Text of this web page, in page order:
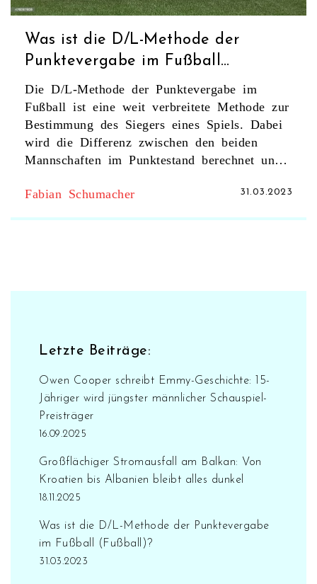
Was ist die D/L-Methode der
Punktevergabe im Fußball
(Fußball)?
Die D/L-Methode der Punktevergabe im
Fußball ist eine weit verbreitete Methode zur
Bestimmung des Siegers eines Spiels. Dabei
wird die Differenz zwischen den beiden
Mannschaften im Punktestand berechnet und
vergeben. Dadurch wird sichergestellt, dass
Fabian Schumacher 31.03.2023
Letzte Beiträge:
Owen Cooper schreibt Emmy-Geschichte: 15-
Jähriger wird jüngster männlicher Schauspiel-
Preisträger
16.09.2025
Großflächiger Stromausfall am Balkan: Von
Kroatien bis Albanien bleibt alles dunkel
18.11.2025
Was ist die D/L-Methode der Punktevergabe
im Fußball (Fußball)?
31.03.2023